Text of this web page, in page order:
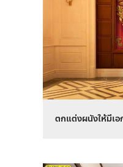
ตกแต่งผนังให้มีเ